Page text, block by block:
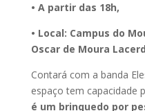
• A partir das 18h,
• Local: Campus do
Oscar de Moura
Contará com a banda
espaço tem capacidade
é um brinquedo por